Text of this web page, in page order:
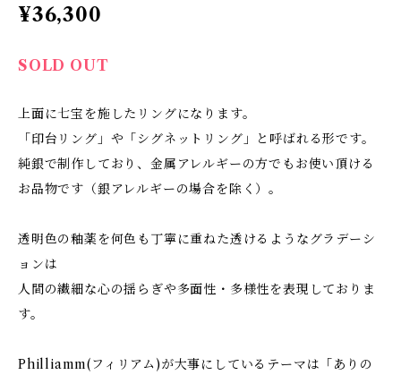
¥36,300
SOLD OUT
上面に七宝を施したリングになります。
「印台リング」や「シグネットリング」と呼ばれる形です。
純銀で制作しており、金属アレルギーの方でもお使い頂ける
お品物です（銀アレルギーの場合を除く）。
透明色の釉薬を何色も丁寧に重ねた透けるようなグラデーシ
ョンは
人間の繊細な心の揺らぎや多面性・多様性を表現しておりま
す。
Philliamm(フィリアム)が大事にしているテーマは「ありの